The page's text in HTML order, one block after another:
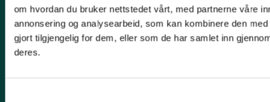
om hvordan du bruker nettstedet vårt, med partnerne våre
annonsering og analysearbeid, som kan kombinere den
gjort tilgjengelig for dem, eller som de har samlet inn
deres.
E-post:naturvern@naturvernforbundet.no
Telefon: (+47) 23 10 96 10
Org.nr: 938 418 837